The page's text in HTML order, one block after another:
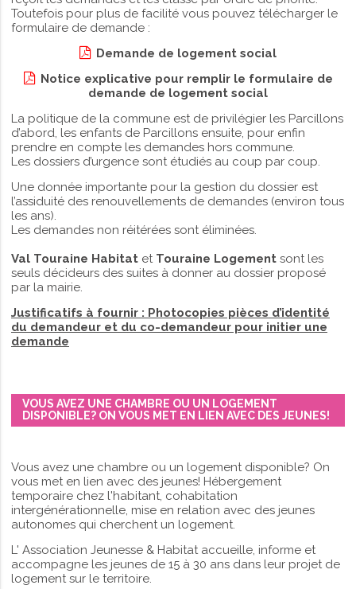
Toutefois pour plus de facilité vous pouvez télécharger le
formulaire de demande :
Demande de logement social
Notice explicative pour remplir le formulaire de
demande de logement social
La politique de la commune est de privilégier les Parcillons
d’abord, les enfants de Parcillons ensuite, pour enfin
prendre en compte les demandes hors commune.
Les dossiers d’urgence sont étudiés au coup par coup.
Une donnée importante pour la gestion du dossier est
l’assiduité des renouvellements de demandes (environ tous
les ans).
Les demandes non réitérées sont éliminées.
Val Touraine Habitat et Touraine Logement sont les
seuls décideurs des suites à donner au dossier proposé
par la mairie.
Justificatifs à fournir : Photocopies pièces d’identité
du demandeur et du co-demandeur pour initier une
demande
VOUS AVEZ UNE CHAMBRE OU UN LOGEMENT
DISPONIBLE? ON VOUS MET EN LIEN AVEC DES JEUNES!
Vous avez une chambre ou un logement disponible? On
vous met en lien avec des jeunes! Hébergement
temporaire chez l'habitant, cohabitation
intergénérationnelle, mise en relation avec des jeunes
autonomes qui cherchent un logement.
L' Association Jeunesse & Habitat accueille, informe et
accompagne les jeunes de 15 à 30 ans dans leur projet de
logement sur le territoire.